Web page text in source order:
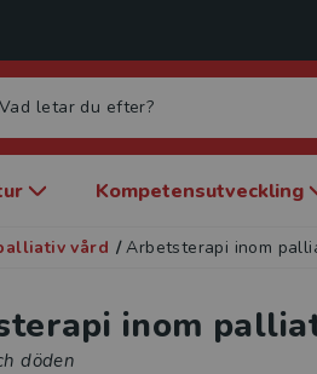
Kompetensutveckling
vård / Arbetsterapi inom
inom
döden